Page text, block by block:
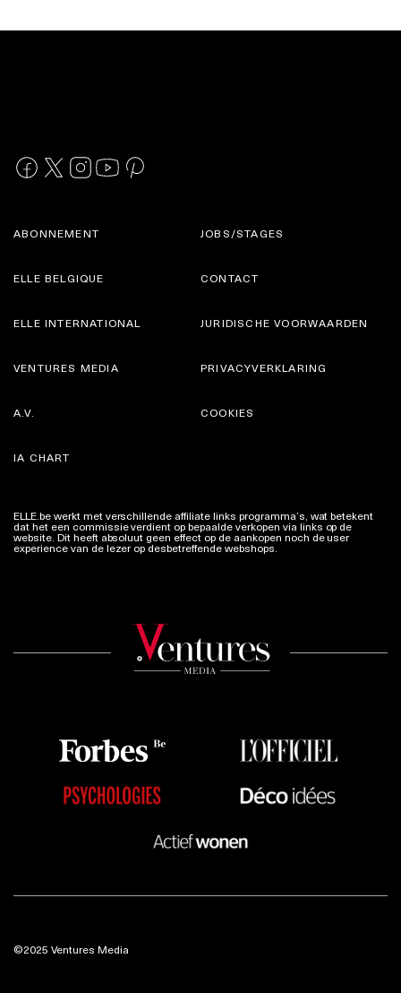
ABONNEMENT
ELLE BELGIQUE
JOBS/STAGES
CONTACT
ELLE INTERNATIONAL
VENTURES MEDIA
JURIDISCHE VOORWAARDEN
PRIVACYVERKLARING
A.V.
IA CHART
COOKIES
ELLE.be werkt met verschillende affiliate links programma’s, wat betekent
dat het een commissie verdient op bepaalde verkopen via links op de
website. Dit heeft absoluut geen effect op de aankopen noch de user
experience van de lezer op desbetreffende webshops.
©2025 Ventures Media